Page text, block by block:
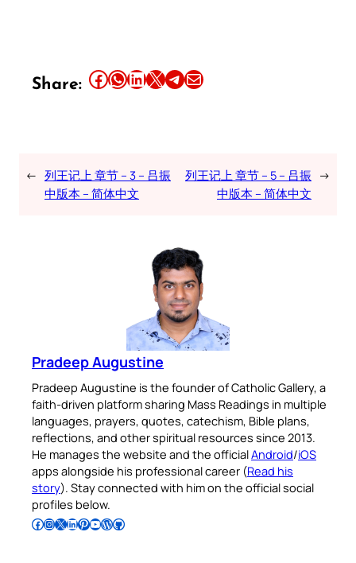
Share: Share this article on Facebook Share this article on WhatsApp Share this article on LinkedIn Share this article on X Share this article on TelegramEmail this Article
← 列王记上 章节 – 3 – 吕振
中版本 – 简体中文
列王记上 章节 – 5 – 吕振
中版本 – 简体中文
→
Pradeep Augustine
Pradeep Augustine is the founder of Catholic Gallery, a
faith-driven platform sharing Mass Readings in multiple
languages, prayers, quotes, catechism, Bible plans,
reflections, and other spiritual resources since 2013.
He manages the website and the officialAndroid/iOS
apps alongside his professional career (Read his
story). Stay connected with him on the official social
profiles below.
Follow Pradeep on Facebook Follow Pradeep on InstagramFollow Pradeep on X Follow Pradeep on LinkedIn Follow Pradeep on Pinterest Subscribe to Pradeep’s Youtube Channel Follow Pradeep on WordPress Follow Pradeep on GitHub